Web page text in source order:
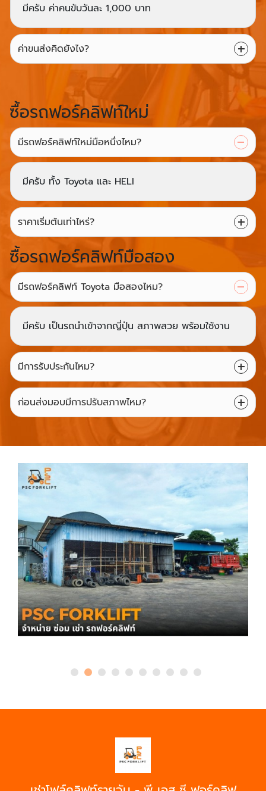
มีครับ ค่าคนขับวันละ 1,000 บาท
ค่าขนส่งคิดยังไง?
ซื้อรถฟอร์คลิฟท์ใหม่
มีรถฟอร์คลิฟท์ใหม่มือหนึ่งไหม?
มีครับ ทั้ง Toyota และ HELI
ราคาเริ่มต้นเท่าไหร่?
ซื้อรถฟอร์คลิฟท์มือสอง
มีรถฟอร์คลิฟท์ Toyota มือสองไหม?
มีครับ เป็นรถนำเข้าจากญี่ปุ่น สภาพสวย พร้อมใช้งาน
มีการรับประกันไหม?
ก่อนส่งมอบมีการปรับสภาพไหม?